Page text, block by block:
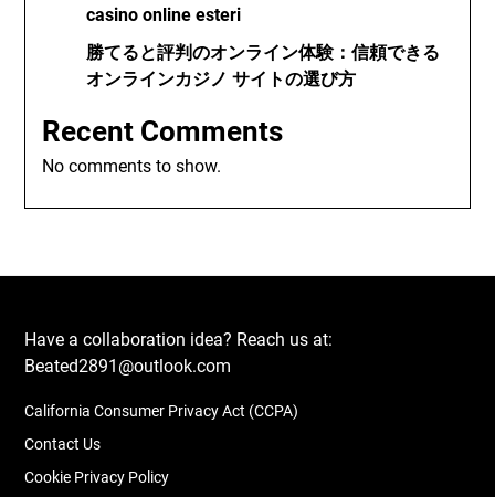
casino online esteri
勝てると評判のオンライン体験：信頼できる
オンラインカジノ サイトの選び方
Recent Comments
No comments to show.
Have a collaboration idea? Reach us at:
Beated2891@outlook.com
California Consumer Privacy Act (CCPA)
Contact Us
Cookie Privacy Policy